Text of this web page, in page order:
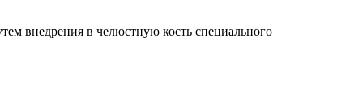
внедрения в челюстную кость специального